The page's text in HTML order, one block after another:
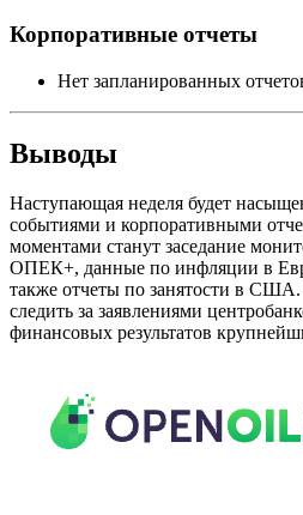
Корпоративные отчеты
Нет запланированных
Выводы
Наступающая неделя будет
событиями и корпоративными
моментами станут заседание
ОПЕК+, данные по инфляции в
также отчеты по занятости в
следить за заявлениями
финансовых результатов